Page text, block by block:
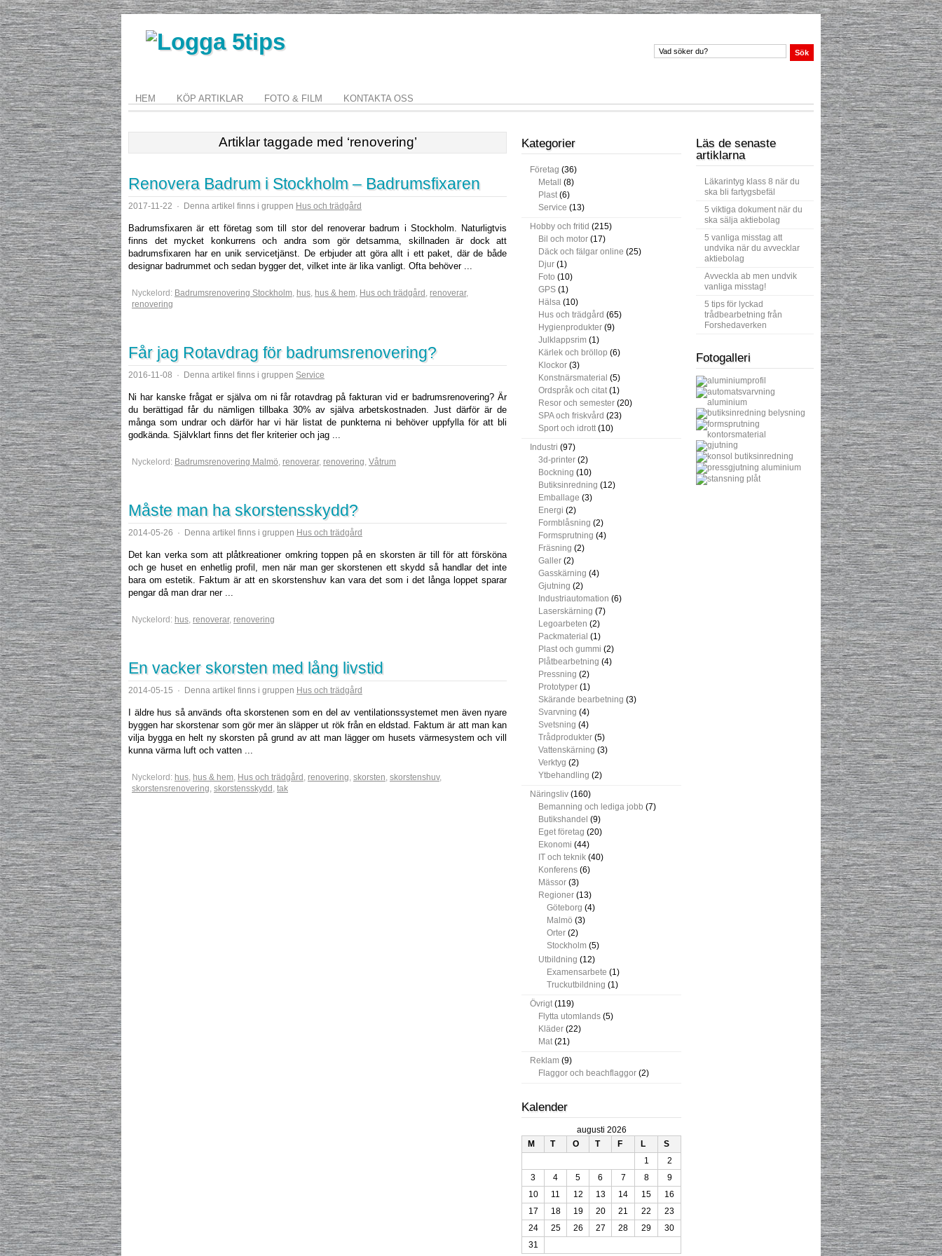
HEM KÖP ARTIKLAR FOTO & FILM KONTAKTA OSS
Artiklar taggade med ‘renovering’
Renovera Badrum i Stockholm – Badrumsfixaren
2017-11-22 · Denna artikel finns i gruppen Hus och trädgård
Badrumsfixaren är ett företag som till stor del renoverar badrum i Stockholm. Naturligtvis
finns det mycket konkurrens och andra som gör detsamma, skillnaden är dock att
badrumsfixaren har en unik servicetjänst. De erbjuder att göra allt i ett paket, där de både
designar badrummet och sedan bygger det, vilket inte är lika vanligt. Ofta behöver ...
Nyckelord: Badrumsrenovering Stockholm, hus, hus & hem, Hus och trädgård , renoverar,
renovering
Får jag Rotavdrag för badrumsrenovering?
2016-11-08 · Denna artikel finns i gruppen Service
Ni har kanske frågat er själva om ni får rotavdrag på fakturan vid er badrumsrenovering? Är
du berättigad får du nämligen tillbaka 30% av själva arbetskostnaden. Just därför är de
många som undrar och därför har vi här listat de punkterna ni behöver uppfylla för att bli
godkända. Självklart finns det fler kriterier och jag ...
Nyckelord: Badrumsrenovering Malmö, renoverar, renovering, Våtrum
Måste man ha skorstensskydd?
2014-05-26 · Denna artikel finns i gruppen Hus och trädgård
Det kan verka som att plåtkreationer omkring toppen på en skorsten är till för att försköna
och ge huset en enhetlig profil, men när man ger skorstenen ett skydd så handlar det inte
bara om estetik. Faktum är att en skorstenshuv kan vara det som i det långa loppet sparar
pengar då man drar ner ...
Nyckelord: hus, renoverar, renovering
En vacker skorsten med lång livstid
2014-05-15 · Denna artikel finns i gruppen Hus och trädgård
I äldre hus så används ofta skorstenen som en del av ventilationssystemet men även nyare
byggen har skorstenar som gör mer än släpper ut rök från en eldstad. Faktum är att man kan
vilja bygga en helt ny skorsten på grund av att man lägger om husets värmesystem och vill
kunna värma luft och vatten ...
Nyckelord: hus, hus & hem, Hus och trädgård , renovering, skorsten, skorstenshuv,
skorstensrenovering, skorstensskydd , tak
Kategorier
Företag (36)
Metall
(8)
Plast(6)
Service (13)
Hobby och fritid (215)
Bil och motor (17)
Däck och fälgar online (25)
Djur (1)
Foto (10)
GPS (1)
Hälsa (10)
Hus och trädgård (65)
Hygienprodukter (9)
Julklappsrim (1)
Kärlek och bröllop (6)
Klockor (3)
Konstnärsmaterial (5)
Ordspråk och citat(1)
Resor och semester (20)
SPA och friskvård (23)
Sport och idrott(10)
Industri (97)
3d-printer (2)
Bockning (10)
Butiksinredning (12)
Emballage (3)
Energi (2)
Formblåsning (2)
Formsprutning (4)
Fräsning (2)
Galler (2)
Gasskärning (4)
Gjutning (2)
Industriautomation (6)
Laserskärning (7)
Legoarbeten (2)
Packmaterial (1)
Plast och gummi (2)
Plåtbearbetning (4)
Pressning (2)
Prototyper (1)
Skärande bearbetning (3)
Svarvning (4)
Svetsning (4)
Trådprodukter (5)
Vattenskärning (3)
Verktyg (2)
Ytbehandling (2)
Näringsliv (160)
Bemanning och lediga jobb (7)
Butikshandel (9)
Eget företag (20)
Ekonomi (44)
IT och teknik (40)
Konferens (6)
Mässor (3)
Regioner (13)
Göteborg (4)
Malmö (3)
Orter (2)
Stockholm (5)
Utbildning (12)
Examensarbete (1)
Truckutbildning (1)
Övrigt(119)
Flytta utomlands (5)
Kläder (22)
Mat(21)
Reklam (9)
Flaggor och beachflaggor (2)
Kalender
augusti 2026
M
T O T F L
S
1
2
3
4 5 6 7 8
9
10
11 12 13 14 15
16
17
18 19 20 21 22
23
24
25 26 27 28 29
30
31
Läs de senaste
artiklarna
Läkarintyg klass 8 när du
ska bli fartygsbefäl
5 viktiga dokument när du
ska sälja aktiebolag
5 vanliga misstag att
undvika när du avvecklar
aktiebolag
Avveckla ab men undvik
vanliga misstag!
5 tips för lyckad
trådbearbetning från
Forshedaverken
Fotogalleri